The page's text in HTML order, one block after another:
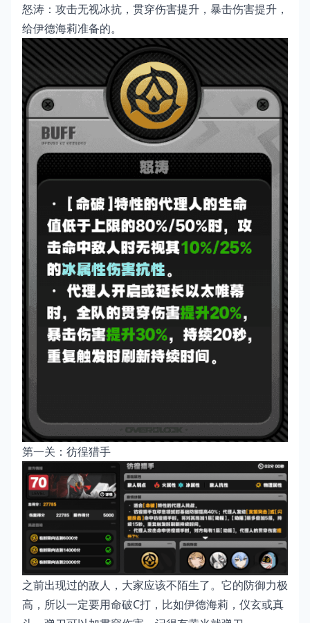
怒涛：攻击无视冰抗，贯穿伤害提升，暴击伤害提升，
给伊德海莉准备的。
第一关：彷徨猎手
之前出现过的敌人，大家应该不陌生了。它的防御力极
高，所以一定要用命破C打，比如伊德海莉，仪玄或真